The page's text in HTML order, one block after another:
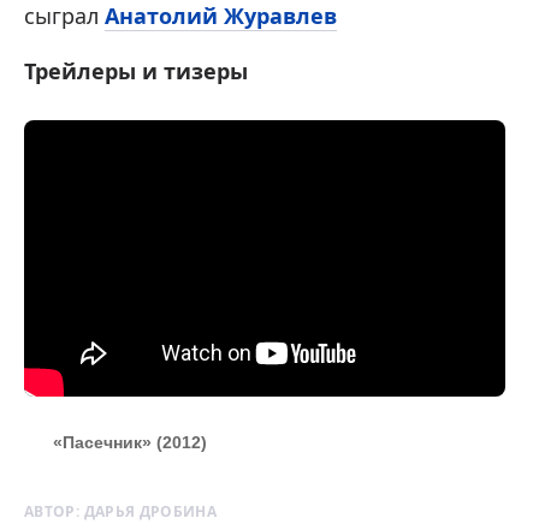
сыграл Анатолий Журавлев
Трейлеры и тизеры
«Пасечник» (2012)
АВТОР: ДАРЬЯ ДРОБИНА